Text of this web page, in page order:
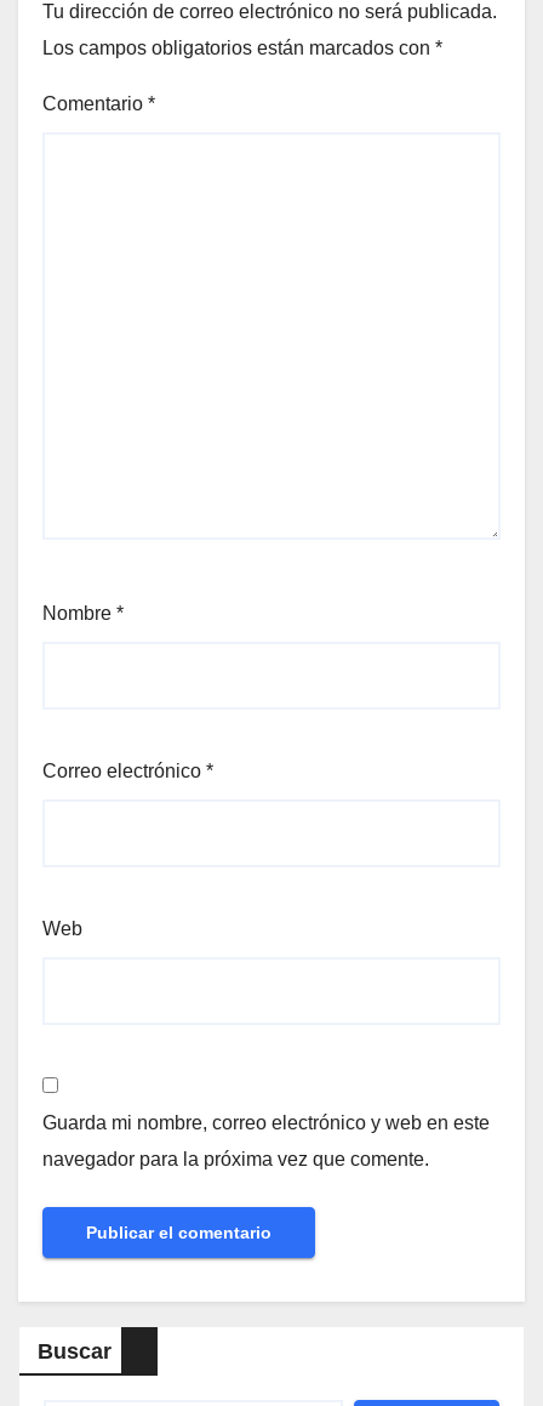
Tu dirección de correo electrónico no será publicada.
Los campos obligatorios están marcados con *
Comentario *
Nombre *
Correo electrónico *
Web
Guarda mi nombre, correo electrónico y web en este
navegador para la próxima vez que comente.
Buscar